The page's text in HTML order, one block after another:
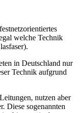
welche Technik
in Deutschland nur
Technik aufgrund
nutzen aber
Diese sogenannten